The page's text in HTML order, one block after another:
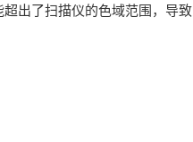
出了扫描仪的色域范围，导致